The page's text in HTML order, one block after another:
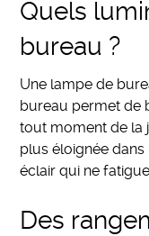
Quels
bureau ?
Une lampe de
bureau permet de
tout moment de la
plus éloignée
éclair qui ne
Des